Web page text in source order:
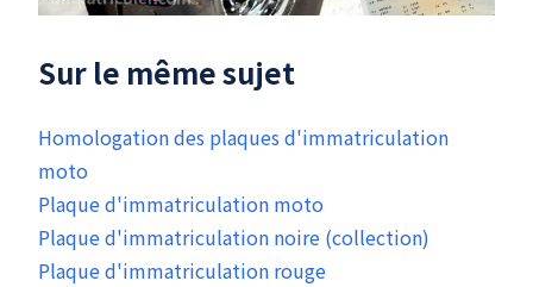
Sur le même sujet
Homologation des plaques d'immatriculation
moto
Plaque d'immatriculation moto
Plaque d'immatriculation noire (collection)
Plaque d'immatriculation rouge